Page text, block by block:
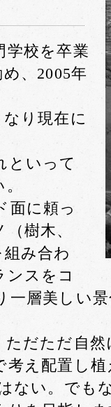
学校を卒業
、2005年
り現在に
といって
面に頼っ
樹木、
み合わ
ンスをコ
一層美しい
ただただ自然
考え配置し
ない。でも